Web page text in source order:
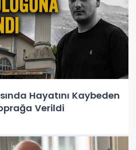
Hayatını Kaybeden
Verildi